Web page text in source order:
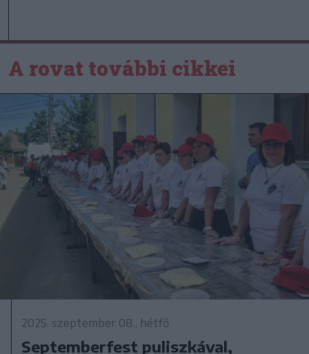
A rovat további cikkei
2025. szeptember 08., hétfő
Septemberfest puliszkával,